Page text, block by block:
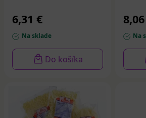
6,31 €
Na sklade
Do košíka
Na